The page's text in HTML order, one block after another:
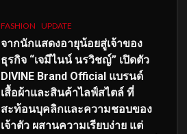
FASHION UPDATE
จากนักแสดงอายุน้อยสู่เจ้าของ
ธุรกิจ “เจมีไนน์ นรวิชญ์” เปิดตัว
DIVINE Brand Official แบรนด์
เสื้อผ้าและสินค้าไลฟ์สไตล์ ที่
สะท้อนบุคลิกและความชอบของ
เจ้าตัว ผสานความเรียบง่าย แต่